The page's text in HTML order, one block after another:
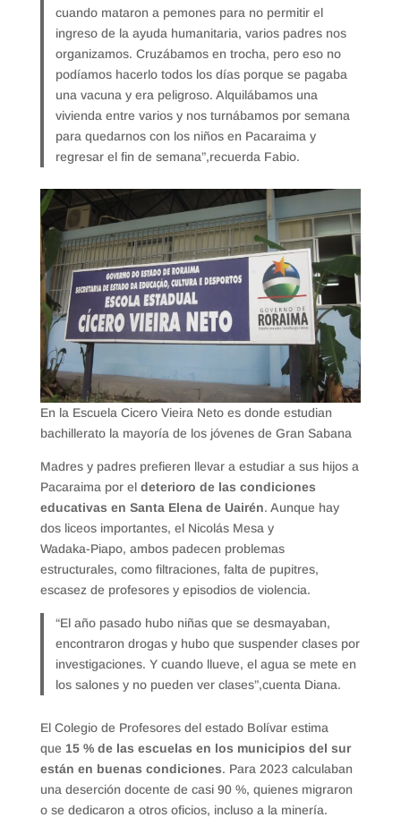
cuando mataron a pemones para no permitir el
ingreso de la ayuda humanitaria, varios padres nos
organizamos. Cruzábamos en trocha, pero eso no
podíamos hacerlo todos los días porque se pagaba
una vacuna y era peligroso. Alquilábamos una
vivienda entre varios y nos turnábamos por semana
para quedarnos con los niños en Pacaraima y
regresar el fin de semana”,recuerda Fabio.
En la Escuela Cicero Vieira Neto es donde estudian
bachillerato la mayoría de los jóvenes de Gran Sabana
Madres y padres prefieren llevar a estudiar a sus hijos a
Pacaraima por el deterioro de las condiciones
educativas en Santa Elena de Uairén. Aunque hay
dos liceos importantes, el Nicolás Mesa y
Wadaka‑Piapo, ambos padecen problemas
estructurales, como filtraciones, falta de pupitres,
escasez de profesores y episodios de violencia.
“El año pasado hubo niñas que se desmayaban,
encontraron drogas y hubo que suspender clases por
investigaciones. Y cuando llueve, el agua se mete en
los salones y no pueden ver clases”,cuenta Diana.
El Colegio de Profesores del estado Bolívar estima
que 15 % de las escuelas en los municipios del sur
están en buenas condiciones. Para 2023 calculaban
una deserción docente de casi 90 %, quienes migraron
o se dedicaron a otros oficios, incluso a la minería.